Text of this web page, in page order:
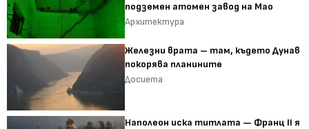
подземен атомен завод на Мао
Архитектура
Железни врата – там, където Дунав
покорява планините
Досиета
Наполеон иска титлата — Франц II я